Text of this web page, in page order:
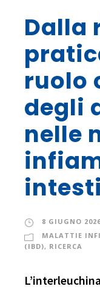
Dalla
ruolo
degli
nelle
8 GIUGNO
MALATTIE
(IBD), RICERCA